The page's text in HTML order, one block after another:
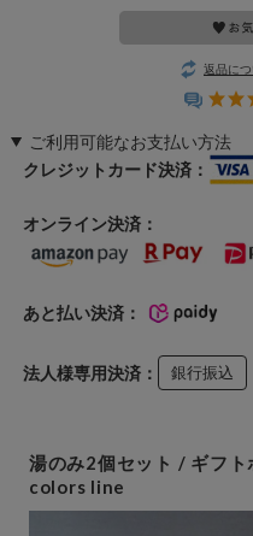
返品に
ご利用可能なお支払い方法
クレジットカード決済：
オンライン決済：
あと払い決済：
法人様専用決済： 銀行振込
湯のみ2個セット / ギフ
colors line